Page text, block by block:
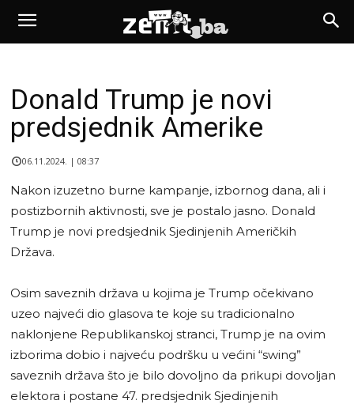
Donald Trump je novi
predsjednik Amerike
06.11.2024. | 08:37
Nakon izuzetno burne kampanje, izbornog dana, ali i
postizbornih aktivnosti, sve je postalo jasno. Donald
Trump je novi predsjednik Sjedinjenih Američkih
Država.
Osim saveznih država u kojima je Trump očekivano
uzeo najveći dio glasova te koje su tradicionalno
naklonjene Republikanskoj stranci, Trump je na ovim
izborima dobio i najveću podršku u većini “swing”
saveznih država što je bilo dovoljno da prikupi dovoljan
elektora i postane 47. predsjednik Sjedinjenih